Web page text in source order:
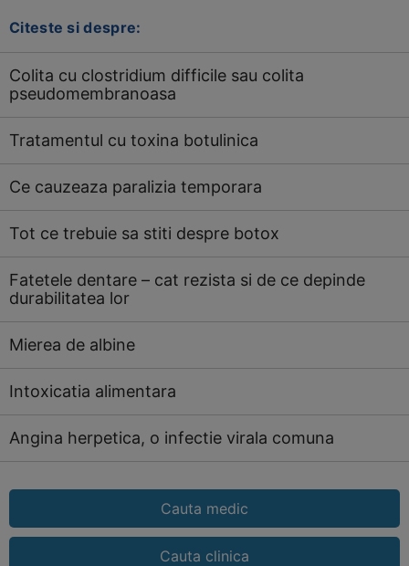
Citeste si despre:
Colita cu clostridium difficile sau colita
pseudomembranoasa
Tratamentul cu toxina botulinica
Ce cauzeaza paralizia temporara
Tot ce trebuie sa stiti despre botox
Fatetele dentare – cat rezista si de ce depinde
durabilitatea lor
Mierea de albine
Intoxicatia alimentara
Angina herpetica, o infectie virala comuna
Cauta medic
Cauta clinica